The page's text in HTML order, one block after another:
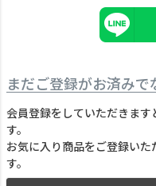
まだご登録がお済みで
会員登録をしていただきま
す。
お気に入り商品をご登録い
す。